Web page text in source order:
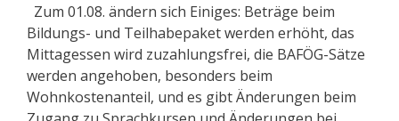
Zum 01.08. ändern sich Einiges: Beträge beim
Bildungs- und Teilhabepaket werden erhöht, das
Mittagessen wird zuzahlungsfrei, die BAFÖG-Sätze
werden angehoben, besonders beim
Wohnkostenanteil, und es gibt Änderungen beim